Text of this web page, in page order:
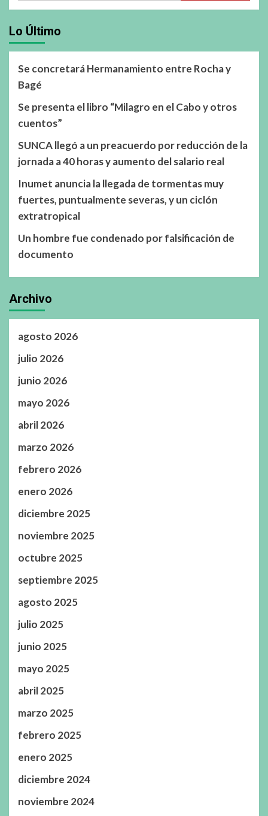
Lo Último
Se concretará Hermanamiento entre Rocha y
Bagé
Se presenta el libro “Milagro en el Cabo y otros
cuentos”
SUNCA llegó a un preacuerdo por reducción de la
jornada a 40 horas y aumento del salario real
Inumet anuncia la llegada de tormentas muy
fuertes, puntualmente severas, y un ciclón
extratropical
Un hombre fue condenado por falsificación de
documento
Archivo
agosto 2026
julio 2026
junio 2026
mayo 2026
abril 2026
marzo 2026
febrero 2026
enero 2026
diciembre 2025
noviembre 2025
octubre 2025
septiembre 2025
agosto 2025
julio 2025
junio 2025
mayo 2025
abril 2025
marzo 2025
febrero 2025
enero 2025
diciembre 2024
noviembre 2024